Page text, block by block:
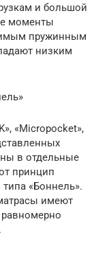
и большой
моменты
пружинным
низким
«Micropocket»,
в отдельные
принцип
«Боннель».
имеют